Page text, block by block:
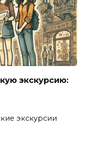
экскурсию:
экскурсии